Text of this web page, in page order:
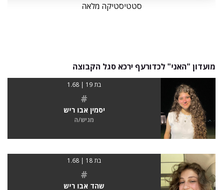
סטטיסטיקה מלאה
מועדון "האני" לכדורעף ירכא סגל הקבוצה
בת 19 | 1.68
#
יסמין אבו ריש
מגיש/ה
בת 18 | 1.68
#
שהד אבו ריש